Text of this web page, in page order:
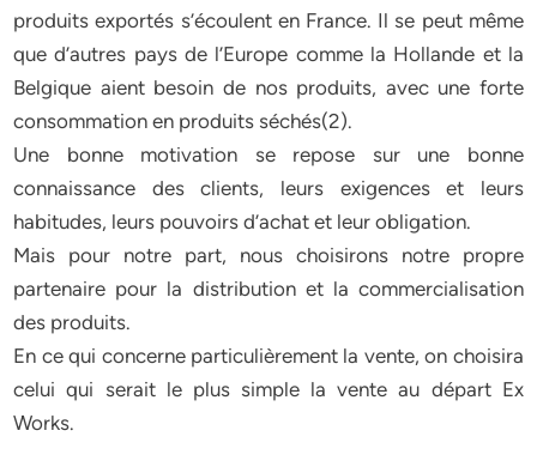
produits exportés s’écoulent en France. Il se peut même
que d’autres pays de l’Europe comme la Hollande et la
Belgique aient besoin de nos produits, avec une forte
consommation en produits séchés(2).
Une bonne motivation se repose sur une bonne
connaissance des clients, leurs exigences et leurs
habitudes, leurs pouvoirs d’achat et leur obligation.
Mais pour notre part, nous choisirons notre propre
partenaire pour la distribution et la commercialisation
des produits.
En ce qui concerne particulièrement la vente, on choisira
celui qui serait le plus simple la vente au départ Ex
Works.